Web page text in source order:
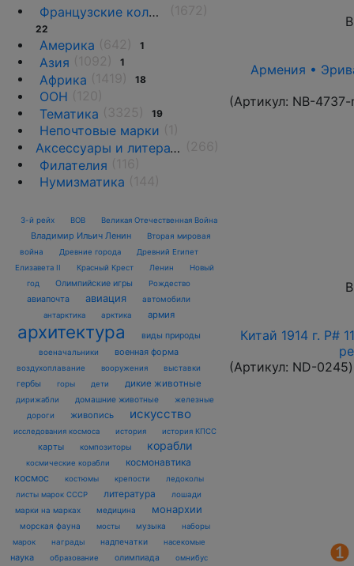
Французские колонии и территории
22
Америка 1
Азия 1
Африка 18
ООН
Тематика
19
Непочтовые марки
Аксессуары и литература
Филателия
Нумизматика
3-й рейх ВОВ Великая Отечественная Война
Владимир Ильич Ленин
Вторая мировая
война
Древние города
Древний Египет
Елизавета II
Красный Крест Ленин
Новый
год
Олимпийские игры Рождество
авиапочта авиация автомобили
антарктика арктика армия
архитектура виды природы
военачальники военная форма
воздухоплавание вооружения выставки
гербы горы дети дикие животные
дирижабли домашние животные
железные
дороги
живопись искусство
исследования космоса история история КПСС
карты композиторы корабли
космические корабли
космонавтика
космос
костюмы крепости
ледоколы
листы марок СССР
литература
лошади
марки на марках
медицина монархии
морская фауна мосты музыка
наборы
марок
награды надпечатки насекомые
наука образование олимпиада
омнибус
Армения •
(Артикул: NB-4737-
Китай 1914 г. P#
(Артикул: ND-0245)